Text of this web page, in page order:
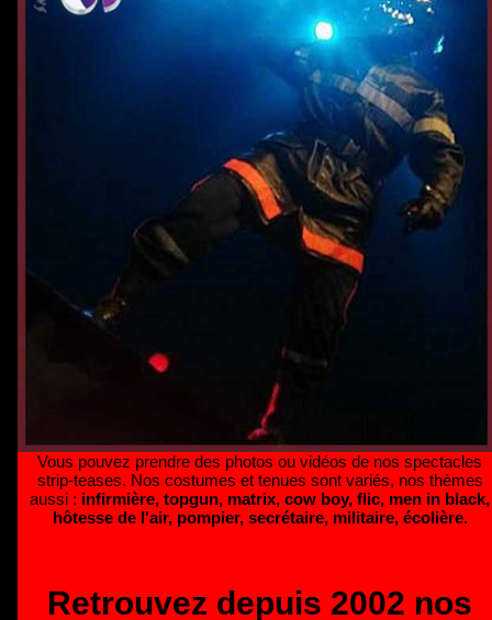
Vous pouvez prendre des photos ou vidéos de nos spectacles
strip-teases. Nos costumes et tenues sont variés, nos thèmes
aussi : infirmière, topgun, matrix, cow boy, flic, men in black,
hôtesse de l'air, pompier, secrétaire, militaire, écolière.
Retrouvez depuis 2002 nos